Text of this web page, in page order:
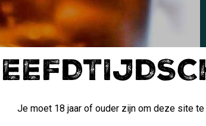
Je moet 18 jaar of ouder zijn om deze site